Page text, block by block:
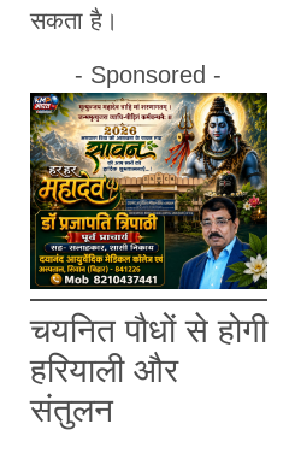
सकता है।
- Sponsored -
चयनित पौधों से होगी
हरियाली और
संतुलन